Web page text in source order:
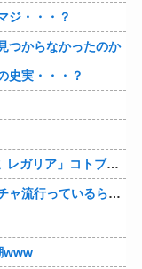
ジ・・・？
つからなかったのか
史実・・・？
「メガミデバイス 皇巫（オウブ） ツクヨミ レガリア」コトブキヤデビュー…
今、中高生たちの間で「サウダージ」がメチャ流行っているらしい
www